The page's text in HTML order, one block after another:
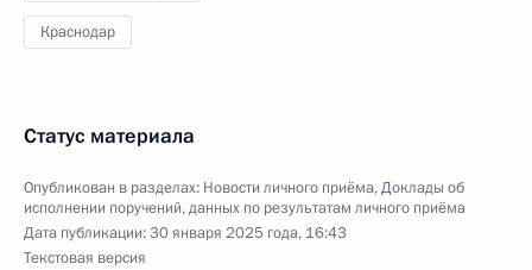
Краснодар
Статус материала
Опубликован в разделах: Новости личного приёма,Доклады об
исполнении поручений, данных по результатам личного приёма
Дата публикации:30 января 2025 года, 16:43
Текстовая версия